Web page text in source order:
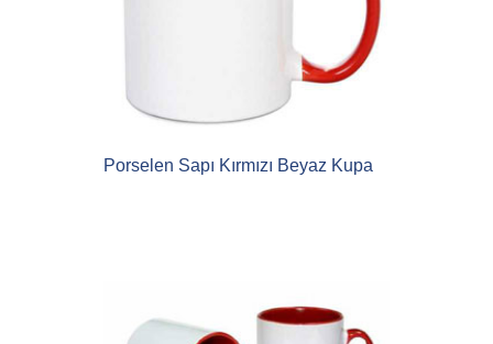
Porselen Sapı Kırmızı Beyaz Kupa